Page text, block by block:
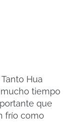
Hua
tiempo
que
frío como